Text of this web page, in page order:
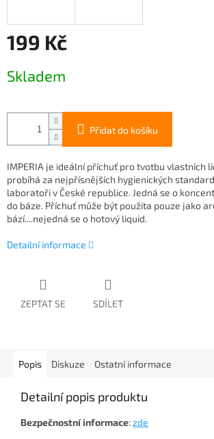
199 Kč
cena:
Skladem
Přidat do košíku
IMPERIA je ideální příchuť pro tvotbu vlastních
probíhá za nejpřísnějších hygienických
laboratoři v České republice. Jedná se o
do báze. Příchuť může být použita pouze jako
bází....nejedná se o hotový liquid.
Detailní informace
ZEPTAT SE SDÍLET
Popis Diskuze Ostatní informace
Detailní popis produktu
Bezpečnostní informace:zde